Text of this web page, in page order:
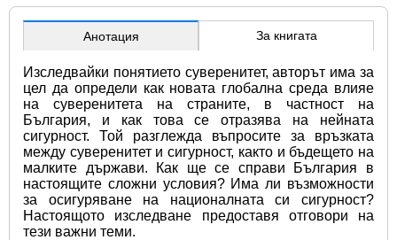
Анотация За книгата
Изследвайки понятието суверенитет, авторът има за
цел да определи как новата глобална среда влияе
на суверенитета на страните, в частност на
България, и как това се отразява на нейната
сигурност. Той разглежда въпросите за връзката
между суверенитет и сигурност, както и бъдещето на
малките държави. Как ще се справи България в
настоящите сложни условия? Има ли възможности
за осигуряване на националната си сигурност?
Настоящото изследване предоставя отговори на
тези важни теми.